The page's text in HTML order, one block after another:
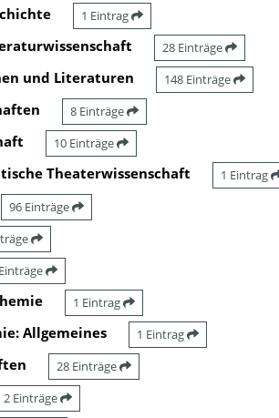
1 Eintrag
28 Einträge
und Literaturen 148 Einträge
8 Einträge
10 Einträge
Theaterwissenschaft 1 Eintrag
96 Einträge
1 Eintrag
Allgemeines 1 Eintrag
28 Einträge
2 Einträge